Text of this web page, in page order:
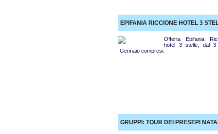
EPIFANIA RICCIONE HOTEL 3
Offerta Epifania
hotel 3 stelle, dal
Gennaio compresi.
GRUPPI: TOUR DEI PRESEPI